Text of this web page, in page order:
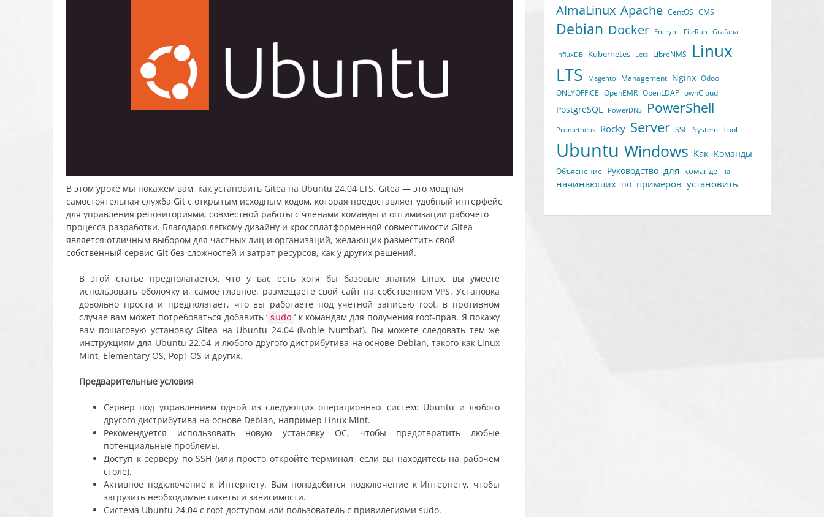
В этом уроке мы покажем вам, как установить Gitea на Ubuntu 24.04 LTS. Gitea — это мощная
самостоятельная служба Git с открытым исходным кодом, которая предоставляет удобный интерфейс
для управления репозиториями, совместной работы с членами команды и оптимизации рабочего
процесса разработки. Благодаря легкому дизайну и кроссплатформенной совместимости Gitea
является отличным выбором для частных лиц и организаций, желающих разместить свой
собственный сервис Git без сложностей и затрат ресурсов, как у других решений.
В этой статье предполагается, что у вас есть хотя бы базовые знания Linux, вы умеете
использовать оболочку и, самое главное, размещаете свой сайт на собственном VPS. Установка
довольно проста и предполагает, что вы работаете под учетной записью root, в противном
случае вам может потребоваться добавить ‘ sudo ‘ к командам для получения root-прав. Я покажу
вам пошаговую установку Gitea на Ubuntu 24.04 (Noble Numbat). Вы можете следовать тем же
инструкциям для Ubuntu 22.04 и любого другого дистрибутива на основе Debian, такого как Linux
Mint, Elementary OS, Pop!_OS и других.
Предварительные условия
Сервер под управлением одной из следующих операционных систем: Ubuntu и любого
другого дистрибутива на основе Debian, например Linux Mint.
Рекомендуется использовать новую установку ОС, чтобы предотвратить любые
потенциальные проблемы.
Доступ к серверу по SSH (или просто откройте терминал, если вы находитесь на рабочем
столе).
Активное подключение к Интернету. Вам понадобится подключение к Интернету, чтобы
загрузить необходимые пакеты и зависимости.
Система Ubuntu 24.04 с root-доступом или пользователь с привилегиями sudo.
AlmaLinux Apache CentOS CMS
Debian Docker Encrypt FileRun Grafana
InfluxDB Kubernetes Lets LibreNMS Linux
LTS Magento Management Nginx Odoo
ONLYOFFICE OpenEMR OpenLDAP ownCloud
PostgreSQL PowerDNS PowerShell
Prometheus Rocky Server SSL System Tool
Ubuntu Windows Как Команды
Объяснение Руководство для команде на
начинающих по примеров установить